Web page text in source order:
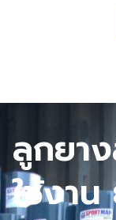
ลูกยา
ใช้งา